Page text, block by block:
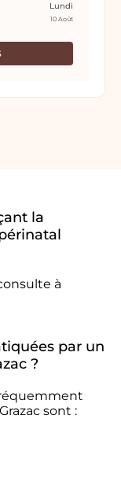
Lundi
10 Août
la
à
par un
?
sont :